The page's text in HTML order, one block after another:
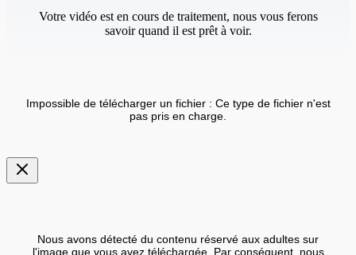
Votre vidéo est en cours de traitement, nous vous ferons
savoir quand il est prêt à voir.
Impossible de télécharger un fichier : Ce type de fichier n'est
pas pris en charge.
Nous avons détecté du contenu réservé aux adultes sur
l'image que vous avez téléchargée. Par conséquent, nous